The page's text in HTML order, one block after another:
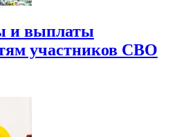
и выплаты
участников СВО